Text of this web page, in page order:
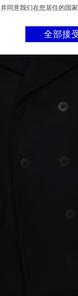
并同意我们在您居住的国
全部接